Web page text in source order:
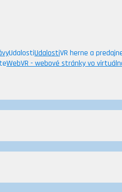
UdalostiUdalostiVR herne a
WebVR - webové stránky vo